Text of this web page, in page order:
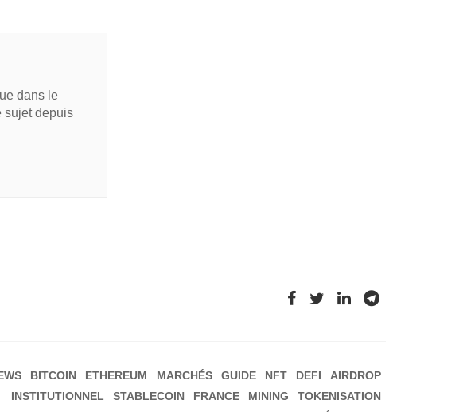
dans le
sujet depuis
BITCOIN ETHEREUM MARCHÉS GUIDE NFT DEFI
AIRDROP
INSTITUTIONNEL
STABLECOIN FRANCE MINING
TOKENISATION